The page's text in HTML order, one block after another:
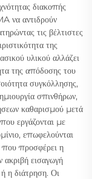
διακοπής
να αντιδρούν
τις βέλτιστες
της
υλικού αλλάζει
της απόδοσης του
συγκόλλησης,
σπινθήρων,
καθαρισμού μετά
εργάζονται με
επωφελούνται
που προσφέρει η
ακριβή εισαγωγή
η διάτρηση. Οι